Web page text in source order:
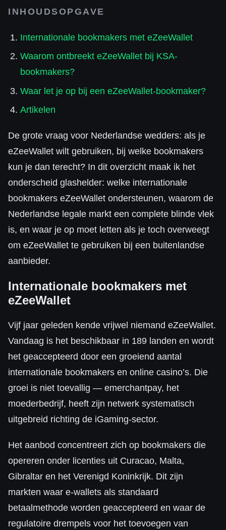
INHOUDSOPGAVE
Internationale bookmakers met eZeeWallet
Waarom ontbreekt eZeeWallet bij KSA-
bookmakers?
Waar let je op bij een eZeeWallet-bookmaker?
Artikelen
De grote vraag voor Nederlandse wedders: als je
eZeeWallet wilt gebruiken, bij welke bookmakers
kun je dan terecht? In dit overzicht maak ik het
onderscheid glashelder: welke internationale
bookmakers eZeeWallet ondersteunen, waarom de
Nederlandse legale markt een complete blinde vlek
is, en waar je op moet letten als je toch overweegt
om eZeeWallet te gebruiken bij een buitenlandse
aanbieder.
Internationale bookmakers met
eZeeWallet
Vijf jaar geleden kende vrijwel niemand eZeeWallet.
Vandaag is het beschikbaar in 189 landen en wordt
het geaccepteerd door een groeiend aantal
internationale bookmakers en online casino’s. Die
groei is niet toevallig — emerchantpay, het
moederbedrijf, heeft zijn netwerk systematisch
uitgebreid richting de iGaming-sector.
Het aanbod concentreert zich op bookmakers die
opereren onder licenties uit Curacao, Malta,
Gibraltar en het Verenigd Koninkrijk. Dit zijn
markten waar e-wallets als standaard
betaalmethode worden geaccepteerd en waar de
regulatoire drempels voor het toevoegen van